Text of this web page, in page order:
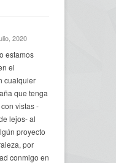
2020
estamos
el
cualquier
que tenga
vistas -
lejos- al
proyecto
por
conmigo en